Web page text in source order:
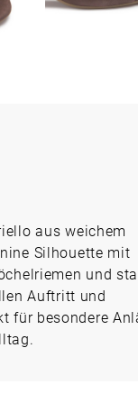
aus weichem
Silhouette mit
und
Auftritt und
für besondere